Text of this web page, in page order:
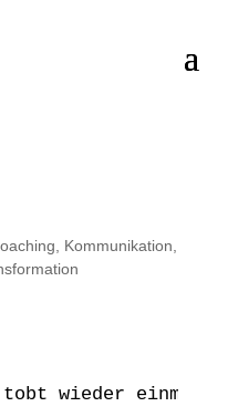
Kommunikation
tobt wieder einmal